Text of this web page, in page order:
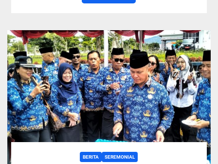
BERITA SEREMONIAL